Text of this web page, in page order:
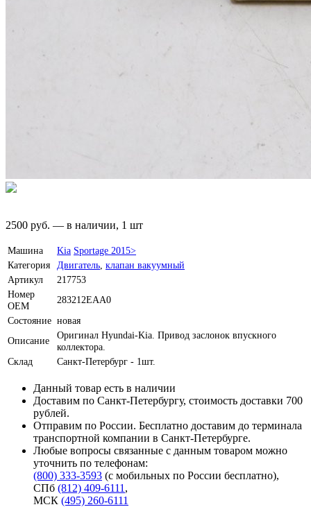
2500 руб. — в наличии, 1 шт
Машина Kia Sportage 2015>
Категория
Двигатель клапан вакуумный
Артикул
217753
Номер
OEM
283212EAA0
Состояние новая
Описание
Оригинал Hyundai-Kia. Привод заслонок впускного
коллектора.
Склад
Санкт-Петербург - 1шт.
Данный товар есть в наличии
Доставим по Санкт-Петербургу, стоимость доставки 700
рублей.
Отправим по России. Бесплатно доставим до терминала
транспортной компании в Санкт-Петербурге.
Любые вопросы связанные с данным товаром можно
уточнить по телефонам:
(800) 333-3593 (с мобильных по России бесплатно),
СПб (812) 409-6111 ,
МСК (495) 260-6111